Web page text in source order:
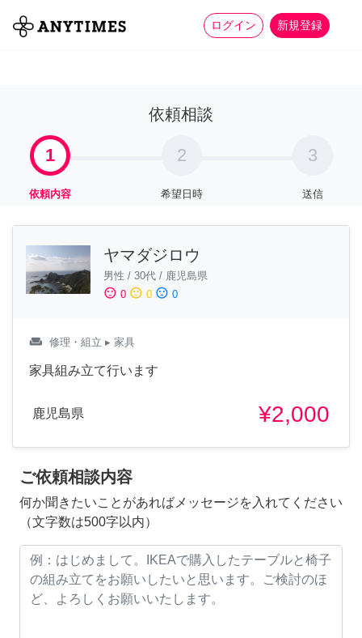
ログイン 新規登録
全て 家事 more_horiz
依頼相談
1
依頼内容
2
希望日時
3
送信
ヤマダジロウ
男性 / 30代 / 鹿児島県
sentiment_satisfied 0 sentiment_neutral 0 sentiment_dissatisfied 0
weekend 修理・組立 ▸ 家具
家具組み立て行います
鹿児島県 ¥2,000
ご依頼相談内容
何か聞きたいことがあればメッセージを入れてください
（文字数は500字以内）